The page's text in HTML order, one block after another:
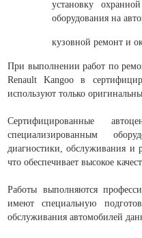
установку
оборудования на
кузовной ремонт и
При выполнении работ по
Renault Kangoo в
используют только
Сертифицированные
специализированным
диагностики, обслуживания и
что обеспечивает высокое
Работы выполняются
имеют специальную
обслуживания автомобилей